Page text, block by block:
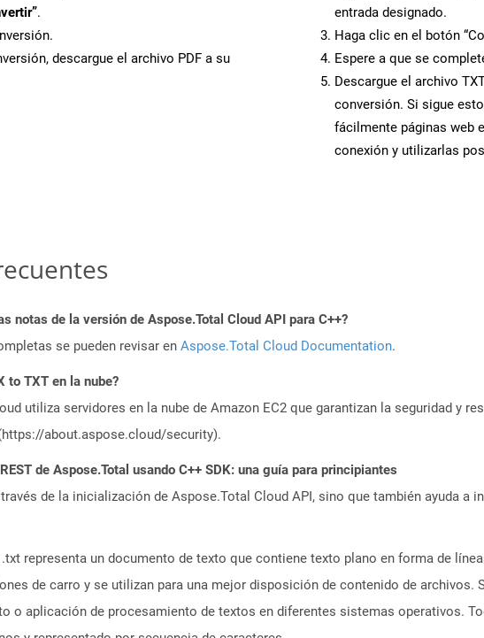
.
descargue el archivo PDF a su
entrada designado.
Haga clic en el botón
Espere a que se
Descargue el archivo
conversión. Si sigue
fácilmente páginas web
conexión y utilizarlas
notas de la versión de Aspose.Total Cloud API para C++?
se pueden revisar en Aspose.Total Cloud Documentation.
to TXT en la nube?
utiliza servidores en la nube de Amazon EC2 que garantizan la seguridad y
about.aspose.cloud/security).
de Aspose.Total usando C++ SDK: una guía para principiantes
de la inicialización de Aspose.Total Cloud API, sino que también ayuda a
representa un documento de texto que contiene texto plano en forma de
de carro y se utilizan para una mejor disposición de contenido de archivos.
o aplicación de procesamiento de textos en diferentes sistemas operativos.